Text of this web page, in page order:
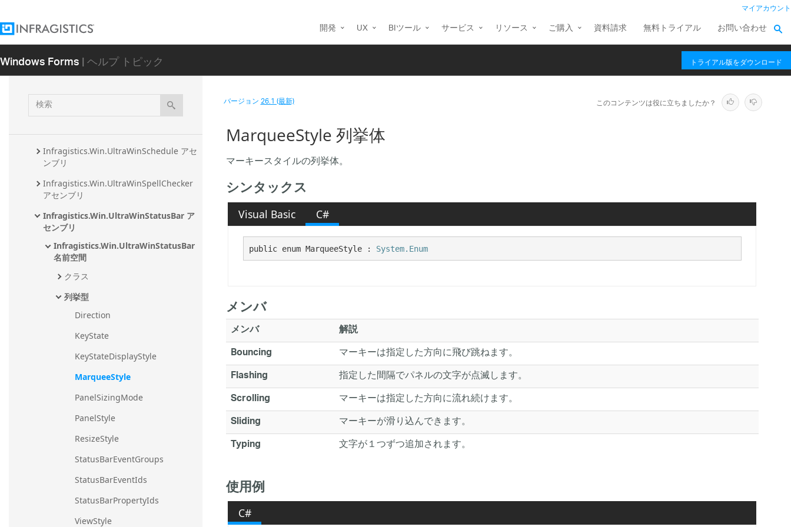
マイアカウント
開発 UX BIツール サービス リソース ご購入 資料請求 無料トライアル お問い合わせ
Windows Forms| ヘルプ トピック トライアル版をダウンロード
検
索
ンブリ
アセンブリ
alog アセンブリ
Infragistics.Win.UltraWinRadialMenu ア
Infragistics.Win.UltraWinSchedule アセ
ンブリ
Infragistics.Win.UltraWinSpellChecker
アセンブリ
Infragistics.Win.UltraWinStatusBar ア
センブリ
Infragistics.Win.UltraWinStatusBar
名前空間
クラス
列挙型
Direction
KeyState
KeyStateDisplayStyle
MarqueeStyle
PanelSizingMode
PanelStyle
ResizeStyle
StatusBarEventGroups
StatusBarEventIds
StatusBarPropertyIds
ViewStyle
バージョン26.1 (最新) このコンテンツは役に立ちましたか？
MarqueeStyle 列挙体
マーキースタイルの列挙体。
シンタックス
Visual Basic C#
public enum MarqueeStyle : System.Enum
メンバ
メンバ
解説
Bouncing
マーキーは指定した方向に飛び跳ねます。
Flashing 指定した間隔でパネルの文字が点滅します。
Scrolling マーキーは指定した方向に流れ続けます。
Sliding マーキーが滑り込んできます。
Typing 文字が１つずつ追加されます。
使用例
C#